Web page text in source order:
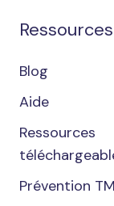
Ressources
Blog
Aide
Ressources
Prévention